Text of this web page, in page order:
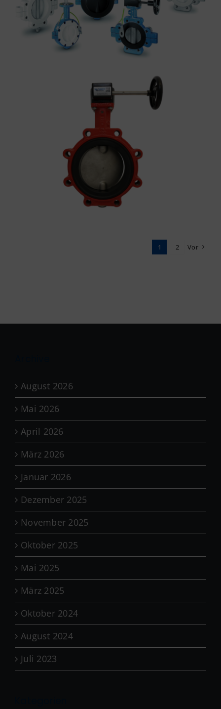
1 2 Vor
August 2026
Mai 2026
April 2026
März 2026
Januar 2026
Dezember 2025
November 2025
Oktober 2025
Mai 2025
März 2025
Oktober 2024
August 2024
Juli 2023